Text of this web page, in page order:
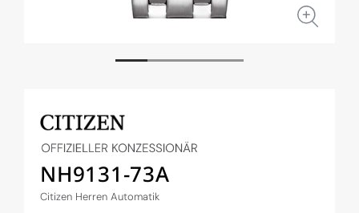
NH9131-73A
Citizen Herren Automatik